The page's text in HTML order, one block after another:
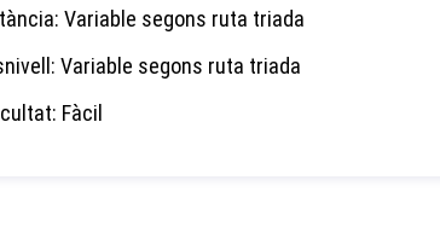
Variable segons ruta triada
Variable segons ruta triada
Fàcil